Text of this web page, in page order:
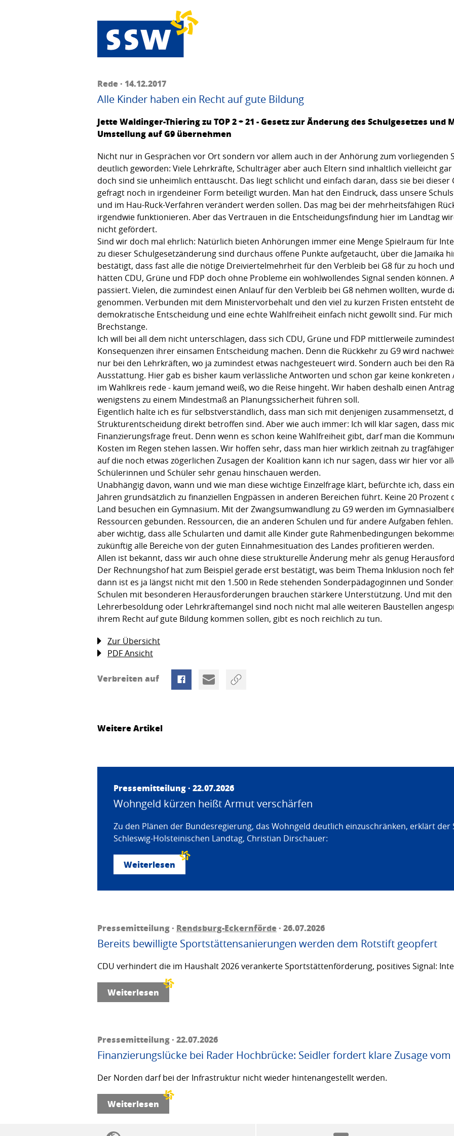
Rede · 14.12.2017
Alle Kinder haben ein Recht auf gute Bildung
Jette Waldinger-Thiering zu TOP 2 + 21 - Gesetz zur Änderung des Schulgesetzes
Umstellung auf G9 übernehmen
Nicht nur in Gesprächen vor Ort sondern vor allem auch in der Anhörung zum vorliegenden
deutlich geworden: Viele Lehrkräfte, Schulträger aber auch Eltern sind inhaltlich vielleicht
doch sind sie unheimlich enttäuscht. Das liegt schlicht und einfach daran, dass sie bei
gefragt noch in irgendeiner Form beteiligt wurden. Man hat den Eindruck, dass unsere
und im Hau-Ruck-Verfahren verändert werden sollen. Das mag bei der mehrheitsfähigen
irgendwie funktionieren. Aber das Vertrauen in die Entscheidungsfindung hier im Landtag
nicht gefördert.
Sind wir doch mal ehrlich: Natürlich bieten Anhörungen immer eine Menge Spielraum für
zu dieser Schulgesetzänderung sind durchaus offene Punkte aufgetaucht, über die Jamaika
bestätigt, dass fast alle die nötige Dreiviertelmehrheit für den Verbleib bei G8 für zu hoch
hätten CDU, Grüne und FDP doch ohne Probleme ein wohlwollendes Signal senden können.
passiert. Vielen, die zumindest einen Anlauf für den Verbleib bei G8 nehmen wollten, wurde
genommen. Verbunden mit dem Ministervorbehalt und den viel zu kurzen Fristen entsteht
demokratische Entscheidung und eine echte Wahlfreiheit einfach nicht gewollt sind. Für
Brechstange.
Ich will bei all dem nicht unterschlagen, dass sich CDU, Grüne und FDP mittlerweile
Konsequenzen ihrer einsamen Entscheidung machen. Denn die Rückkehr zu G9 wird
nur bei den Lehrkräften, wo ja zumindest etwas nachgesteuert wird. Sondern auch bei den
Ausstattung. Hier gab es bisher kaum verlässliche Antworten und schon gar keine konkreten
im Wahlkreis rede - kaum jemand weiß, wo die Reise hingeht. Wir haben deshalb einen
wenigstens zu einem Mindestmaß an Planungssicherheit führen soll.
Eigentlich halte ich es für selbstverständlich, dass man sich mit denjenigen zusammensetzt,
Strukturentscheidung direkt betroffen sind. Aber wie auch immer: Ich will klar sagen, dass
Finanzierungsfrage freut. Denn wenn es schon keine Wahlfreiheit gibt, darf man die
Kosten im Regen stehen lassen. Wir hoffen sehr, dass man hier wirklich zeitnah zu
auf die noch etwas zögerlichen Zusagen der Koalition kann ich nur sagen, dass wir hier vor
Schülerinnen und Schüler sehr genau hinschauen werden.
Unabhängig davon, wann und wie man diese wichtige Einzelfrage klärt, befürchte ich, dass
Jahren grundsätzlich zu finanziellen Engpässen in anderen Bereichen führt. Keine 20
Land besuchen ein Gymnasium. Mit der Zwangsumwandlung zu G9 werden im
Ressourcen gebunden. Ressourcen, die an anderen Schulen und für andere Aufgaben
aber wichtig, dass alle Schularten und damit alle Kinder gute Rahmenbedingungen
zukünftig alle Bereiche von der guten Einnahmesituation des Landes profitieren werden.
Allen ist bekannt, dass wir auch ohne diese strukturelle Änderung mehr als genug
Der Rechnungshof hat zum Beispiel gerade erst bestätigt, was beim Thema Inklusion noch
dann ist es ja längst nicht mit den 1.500 in Rede stehenden Sonderpädagoginnen und
Schulen mit besonderen Herausforderungen brauchen stärkere Unterstützung. Und mit den
Lehrerbesoldung oder Lehrkräftemangel sind noch nicht mal alle weiteren Baustellen
ihrem Recht auf gute Bildung kommen sollen, gibt es noch reichlich zu tun.
Zur Übersicht
PDF Ansicht
Verbreiten auf
Weitere Artikel
Pressemitteilung · 22.07.2026
Wohngeld kürzen heißt Armut verschärfen
Zu den Plänen der Bundesregierung, das Wohngeld deutlich einzuschränken, erklärt der
Schleswig-Holsteinischen Landtag, Christian Dirschauer:
Weiterlesen
Pressemitteilung · Rendsburg-Eckernförde· 26.07.2026
Bereits bewilligte Sportstättensanierungen werden dem Rotstift geopfert
CDU verhindert die im Haushalt 2026 verankerte Sportstättenförderung, positives Signal:
Weiterlesen
Pressemitteilung · 22.07.2026
Finanzierungslücke bei Rader Hochbrücke: Seidler fordert klare Zusage vom
Der Norden darf bei der Infrastruktur nicht wieder hintenangestellt werden.
Weiterlesen